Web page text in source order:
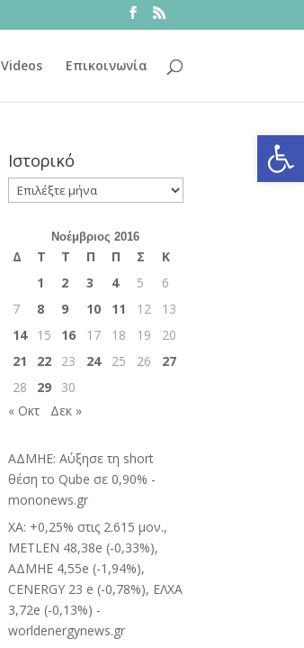
Videos Επικοινωνία
Ιστορικό
Ιστορικό
Νοέμβριος 2016
Δ Τ Τ Π Π Σ
Κ
1
2 3 4 5
6
7
8 9 10 11 12
13
14
15 16 17 18 19
20
21
22 23 24 25 26
27
28
29
30
« Οκτ
Δεκ »
ΑΔΜΗΕ: Αύξησε τη short
θέση το Qube σε 0,90% -
mononews.gr
ΧΑ: +0,25% στις 2.615 μον.,
METLEN 48,38e (-0,33%),
ΑΔΜΗΕ 4,55e (-1,94%),
CENERGY 23 e (-0,78%), ΕΛΧΑ
3,72e (-0,13%) -
worldenergynews.gr